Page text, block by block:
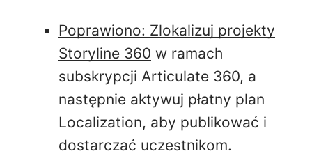
Poprawiono: Zlokalizuj projekty
Storyline 360 w ramach
subskrypcji Articulate 360, a
następnie aktywuj płatny plan
Localization, aby publikować i
dostarczać uczestnikom.